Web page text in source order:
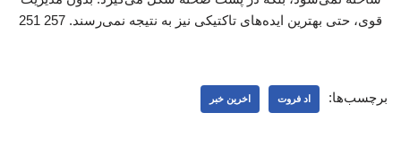
قوی، حتی بهترین ایده‌های تاکتیکی نیز به نتیجه نمی‌رسند. 257 251
برچسب‌ها: اد فروت اخرین خبر